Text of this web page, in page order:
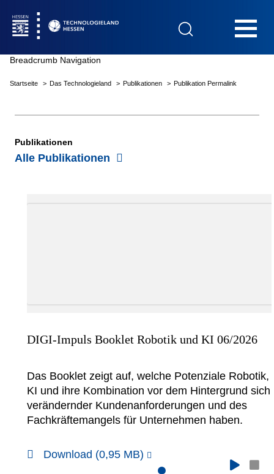
Breadcrumb Navigation
Startseite Das Technologieland Publikationen Publikation Permalink
Publikationen
Alle Publikationen
DIGI-Impuls Booklet Robotik und KI 06/2026
Das Booklet zeigt auf, welche Potenziale Robotik,
KI und ihre Kombination vor dem Hintergrund sich
verändernder Kundenanforderungen und des
Fachkräftemangels für Unternehmen haben.
Download (0,95 MB)